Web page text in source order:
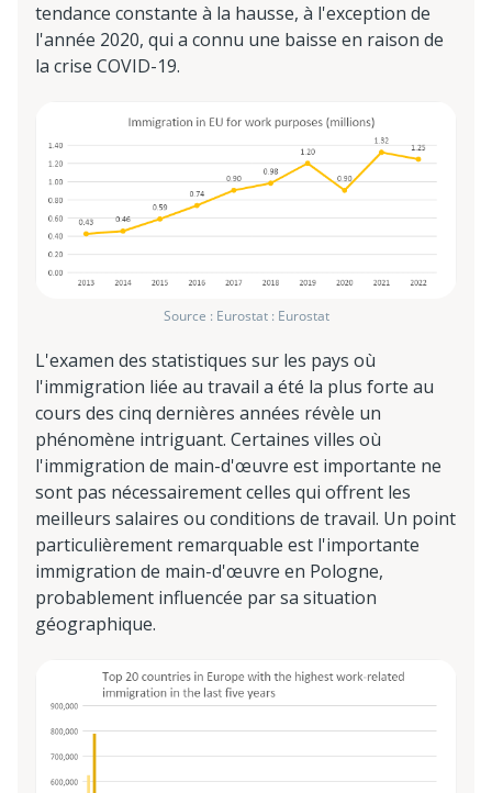
tendance constante à la hausse, à l'exception de
l'année 2020, qui a connu une baisse en raison de
la crise COVID-19.
Source : Eurostat : Eurostat
L'examen des statistiques sur les pays où
l'immigration liée au travail a été la plus forte au
cours des cinq dernières années révèle un
phénomène intriguant. Certaines villes où
l'immigration de main-d'œuvre est importante ne
sont pas nécessairement celles qui offrent les
meilleurs salaires ou conditions de travail. Un point
particulièrement remarquable est l'importante
immigration de main-d'œuvre en Pologne,
probablement influencée par sa situation
géographique.